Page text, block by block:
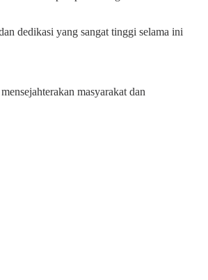
dedikasi yang sangat tinggi selama ini
masyarakat dan